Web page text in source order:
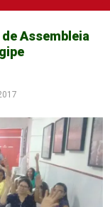
Assembleia